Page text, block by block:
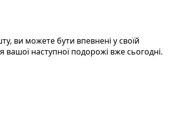
ви можете бути впевнені у своїй
наступної подорожі вже сьогодні.